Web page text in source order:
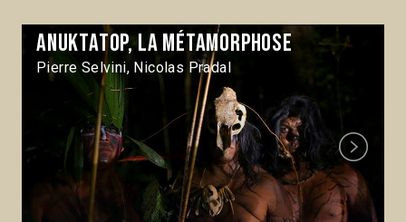
Anuktatop, la métamorphose
Pierre Selvini, Nicolas Pradal
Next